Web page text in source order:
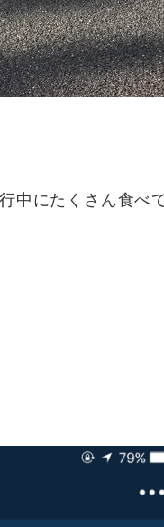
中にたくさん食べ